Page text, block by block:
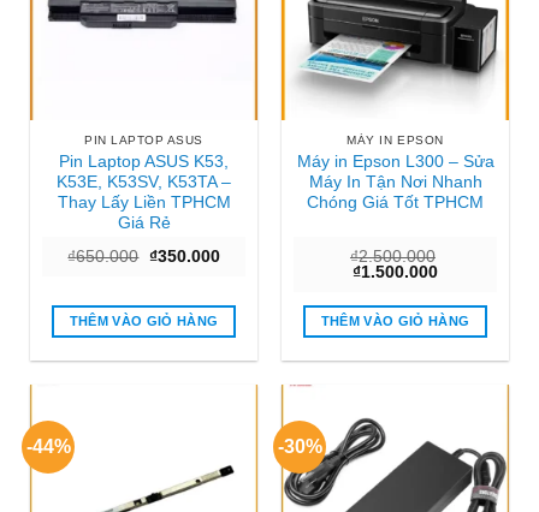
PIN LAPTOP ASUS
Pin Laptop ASUS K53,
K53E, K53SV, K53TA –
Thay Lấy Liền TPHCM
Giá Rẻ
₫650.000 Giá
₫650.000.
₫350.000Giá
là:
THÊM VÀO GIỎ HÀNG
MÁY IN EPSON
Máy in Epson L300 – Sửa
Máy In Tận Nơi Nhanh
Chóng Giá Tốt TPHCM
₫2.500.000
Giá
là:
₫2.500.000.
₫1.500.000Giá
tại
là:
₫1.500.000.
THÊM VÀO GIỎ HÀNG
-44% -30%